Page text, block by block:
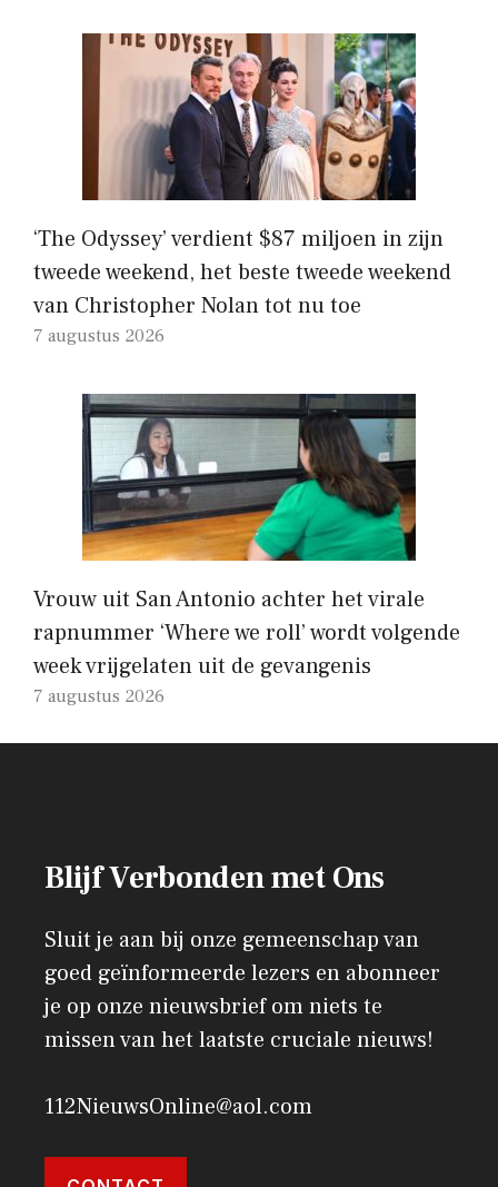
‘The Odyssey’ verdient $87 miljoen in zijn
tweede weekend, het beste tweede weekend
van Christopher Nolan tot nu toe
7 augustus 2026
Vrouw uit San Antonio achter het virale
rapnummer ‘Where we roll’ wordt volgende
week vrijgelaten uit de gevangenis
7 augustus 2026
Blijf Verbonden met Ons
Sluit je aan bij onze gemeenschap van
goed geïnformeerde lezers en abonneer
je op onze nieuwsbrief om niets te
missen van het laatste cruciale nieuws!
112NieuwsOnline@aol.com